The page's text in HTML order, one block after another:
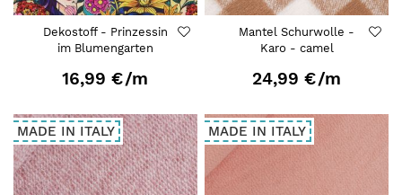
Dekostoff - Prinzessin
im Blumengarten
16,99 €/m
Mantel Schurwolle -
Karo - camel
24,99 €/m
MADE IN ITALY MADE IN ITALY